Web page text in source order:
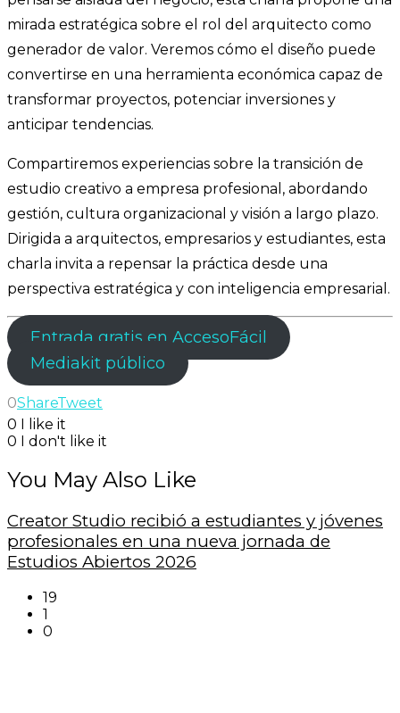
mirada estratégica sobre el rol del arquitecto como
generador de valor. Veremos cómo el diseño puede
convertirse en una herramienta económica capaz de
transformar proyectos, potenciar inversiones y
anticipar tendencias.
Compartiremos experiencias sobre la transición de
estudio creativo a empresa profesional, abordando
gestión, cultura organizacional y visión a largo plazo.
Dirigida a arquitectos, empresarios y estudiantes, esta
charla invita a repensar la práctica desde una
perspectiva estratégica y con inteligencia empresarial.
Entrada gratis en AccesoFácil
Mediakit público
0ShareTweet
0 I like it
0 I don't like it
You May Also Like
Creator Studio recibió a estudiantes y jóvenes
profesionales en una nueva jornada de
Estudios Abiertos 2026
19
1
0